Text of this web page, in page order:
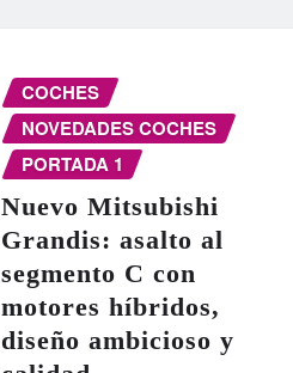
COCHES
NOVEDADES COCHES
PORTADA 1
Nuevo Mitsubishi
Grandis: asalto al
segmento C con
motores híbridos,
diseño ambicioso y